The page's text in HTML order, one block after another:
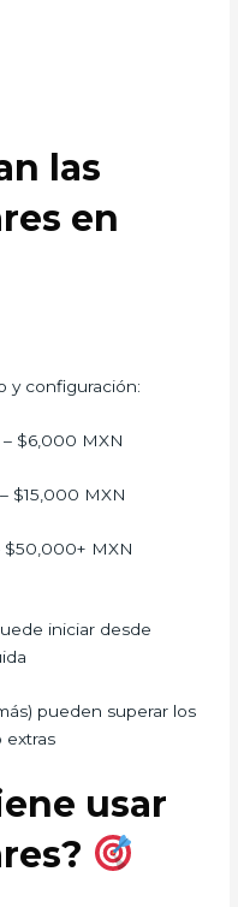
las
en
y configuración:
$6,000 MXN
$15,000 MXN
$50,000+ MXN
iniciar desde
pueden superar los
extras
usar